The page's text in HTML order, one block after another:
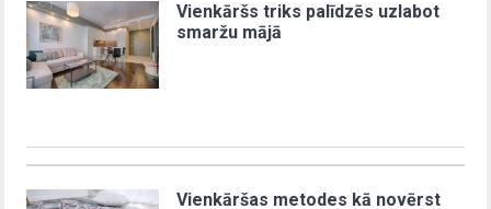
Vienkāršs triks palīdzēs uzlabot
smaržu mājā
Vienkāršas metodes kā novērst